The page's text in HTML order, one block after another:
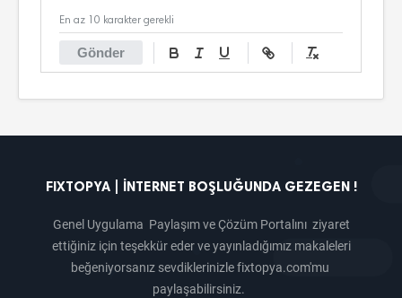
Gönder
En az 10 karakter gerekli
FIXTOPYA | İNTERNET BOŞLUĞUNDA GEZEGEN !
Genel Uygulama Paylaşım ve Çözüm Portalını ziyaret
ettiğiniz için teşekkür eder ve yayınladığımız makaleleri
beğeniyorsanız sevdiklerinizle fixtopya.com'mu
paylaşabilirsiniz.